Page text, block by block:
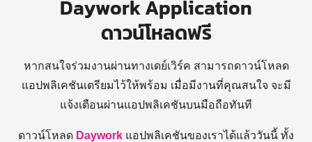
Daywork Application
ดาวน์โหลดฟรี
หากสนใจร่วมงานผ่านทางเดย์เวิร์ค สามารถดาวน์โหลด
แอปพลิเคชันเตรียมไว้ให้พร้อม เมื่อมีงานที่คุณสนใจ จะมี
แจ้งเตือนผ่านแอปพลิเคชันบนมือถือทันที
ดาวน์โหลด Daywork แอปพลิเคชันของเราได้แล้ววันนี้ ทั้ง